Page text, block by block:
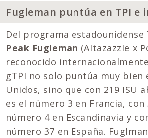
Fugleman puntúa en TPI e
Del programa estadounidense
Peak Fugleman (Altazazzle x
reconocido
gTPI no solo puntúa muy bien
Unidos, sino que con 219 ISU
es el número 3 en Francia, con
número 4 en Escandinavia y
número 37 en España.